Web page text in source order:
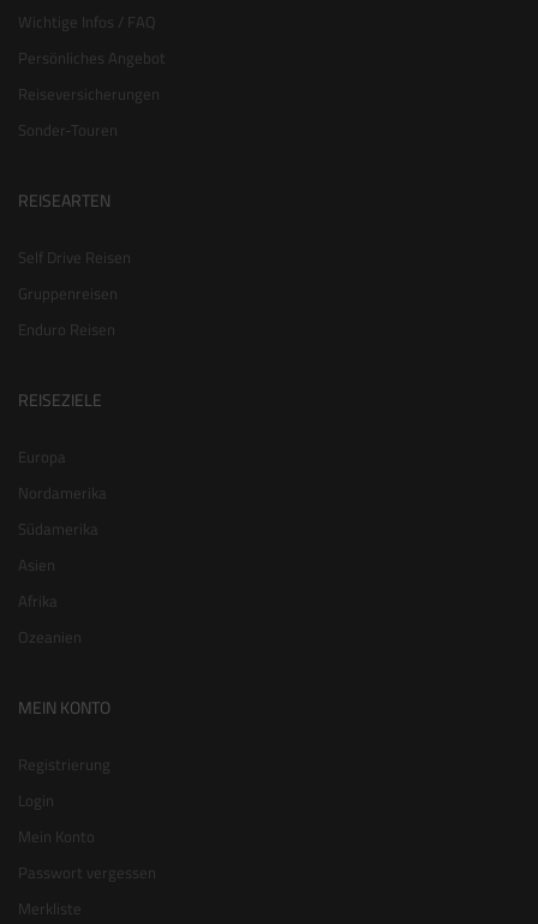
Wichtige Infos / FAQ
Persönliches Angebot
Reiseversicherungen
Sonder-Touren
REISEARTEN
Self Drive Reisen
Gruppenreisen
Enduro Reisen
REISEZIELE
Europa
Nordamerika
Südamerika
Asien
Afrika
Ozeanien
MEIN KONTO
Registrierung
Login
Mein Konto
Passwort vergessen
Merkliste